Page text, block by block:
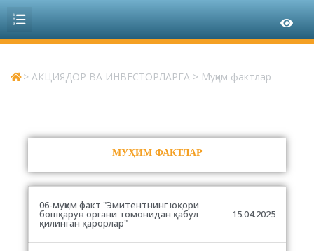
> АКЦИЯДОР ВА ИНВЕСТОРЛАРГА > Муҳим фактлар
МУҲИМ ФАКТЛАР
06-муҳим факт "Эмитентнинг юқори
бошқарув органи томонидан қабул
қилинган қарорлар"
15.04.2025